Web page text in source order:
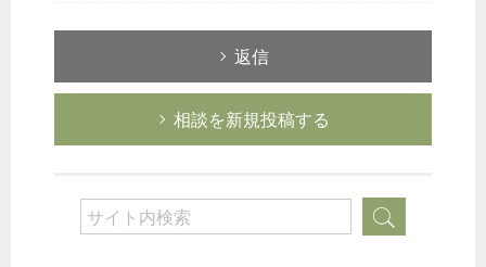
返信
相談を新規投稿する